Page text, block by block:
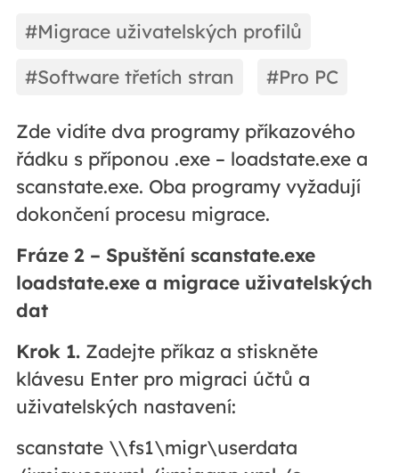
#Migrace uživatelských profilů
#Software třetích stran
#Pro PC
Zde vidíte dva programy příkazového
řádku s příponou .exe – loadstate.exe a
scanstate.exe. Oba programy vyžadují
dokončení procesu migrace.
Fráze 2 – Spuštění scanstate.exe
loadstate.exe a migrace uživatelských
dat
Krok 1.Zadejte příkaz a stiskněte
klávesu Enter pro migraci účtů a
uživatelských nastavení:
scanstate \\fs1\migr\userdata